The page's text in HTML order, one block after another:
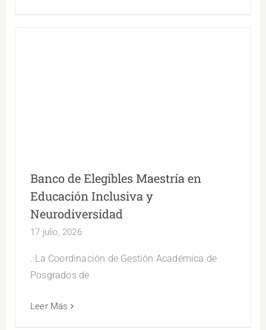
Banco de Elegibles Maestría en
Educación Inclusiva y
Neurodiversidad
17 julio, 2026
. La Coordinación de Gestión Académica de
Posgrados de
Leer Más